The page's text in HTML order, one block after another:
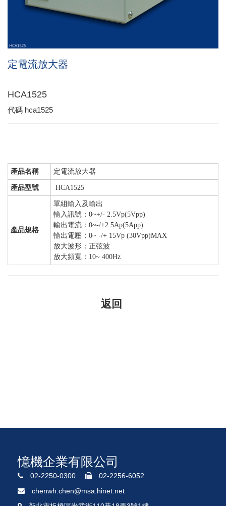
定電流放大器
HCA1525
代碼 hca1525
產品名稱 定電流放大器
產品型號 HCA1525
產品規格
單組輸入及輸出
輸入訊號：0~+/- 2.5Vp(5Vpp)
輸出電流：0~-/+2.5Ap(5App)
輸出電壓：0~ -/+ 15Vp (30Vpp)MAX
放大波形：正弦波
放大頻寬：10~ 400Hz
憶機企業有限公司
02-2250-0300
02-2256-6052
chenwh.chen@msa.hinet.net